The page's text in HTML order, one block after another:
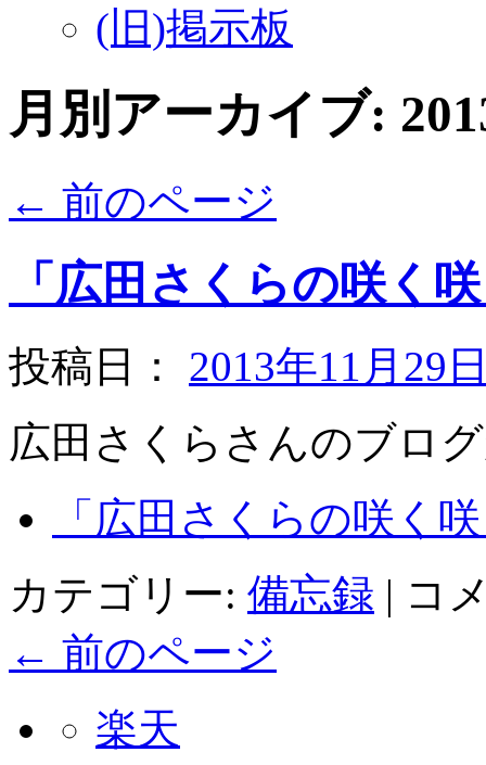
(旧)掲示板
月別アーカイブ:
← 前のページ
「広田さくらの咲く
投稿日：
2013年11月29
広田さくらさんのブロ
「広田さくらの咲く
カテゴリー: 備忘録 | コ
← 前のページ
楽天